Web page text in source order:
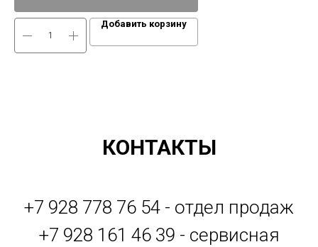
Добавить корзину
КОНТАКТЫ
+7 928 778 76 54 - отдел продаж
+7 928 161 46 39 - сервисная